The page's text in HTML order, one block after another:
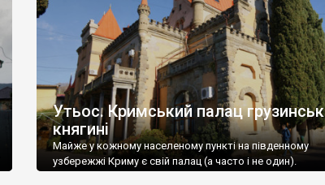
Утьос. Кримський палац
княгині
Майже у кожному населеному пункті на південному
узбережжі Криму є свій палац (а часто і не один).